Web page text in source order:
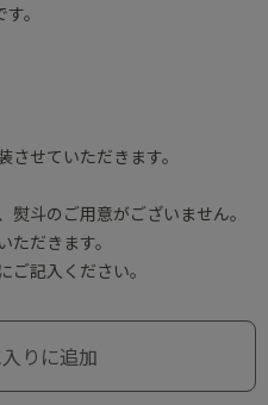
。
せていただきます。
斗のご用意がございません。
だきます。
記入ください。
りに追加